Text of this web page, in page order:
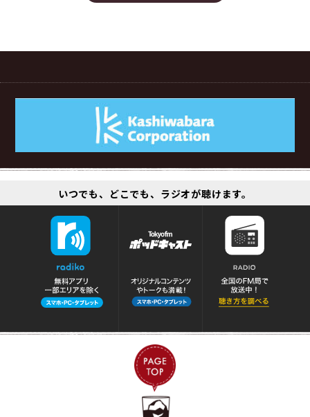
いつでも、どこでも、ラジオが聴けます。